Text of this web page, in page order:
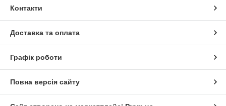
Контакти
Доставка та оплата
Графік роботи
Повна версія сайту